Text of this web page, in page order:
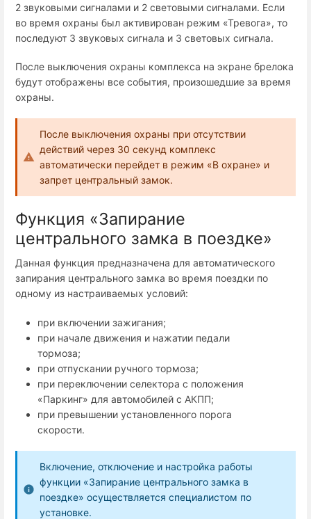
2 звуковыми сигналами и 2 световыми сигналами. Если
во время охраны был активирован режим «Тревога», то
последуют 3 звуковых сигнала и 3 световых сигнала.
После выключения охраны комплекса на экране брелока
будут отображены все события, произошедшие за время
охраны.
После выключения охраны при отсутствии
действий через 30 секунд комплекс
автоматически перейдет в режим «В охране» и
запрет центральный замок.
Функция «Запирание
центрального замка в поездке»
Данная функция предназначена для автоматического
запирания центрального замка во время поездки по
одному из настраиваемых условий:
при включении зажигания;
при начале движения и нажатии педали
тормоза;
при отпускании ручного тормоза;
при переключении селектора с положения
«Паркинг» для автомобилей с АКПП;
при превышении установленного порога
скорости.
Включение, отключение и настройка работы
функции «Запирание центрального замка в
поездке» осуществляется специалистом по
установке.